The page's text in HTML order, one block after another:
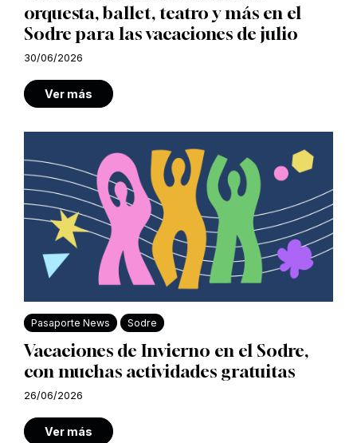
orquesta, ballet, teatro y más en el
Sodre para las vacaciones de julio
30/06/2026
Ver más
Pasaporte News Sodre
Vacaciones de Invierno en el Sodre,
con muchas actividades gratuitas
26/06/2026
Ver más